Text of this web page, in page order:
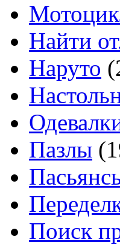
Найти
Наруто
Пазлы
Поиск